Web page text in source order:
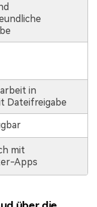
in
Dateifreigabe
mit
Apps